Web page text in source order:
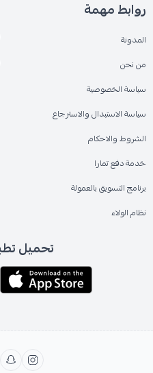
روابط مهمة
المدونة
من نحن
سياسة الخصوصية
سياسة الاستبدال والاسترجاع
الشروط والاحكام
خدمة دفع تمارا
برنامج التسويق بالعمولة
نظام الولاء
تحميل